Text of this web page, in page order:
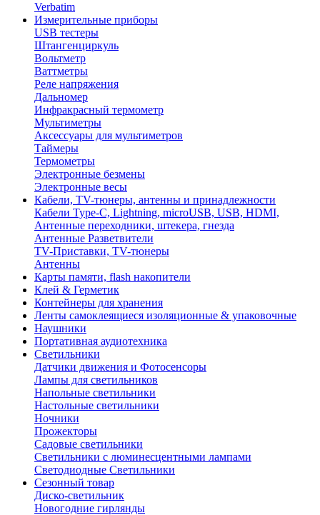
Verbatim
Измерительные приборы
USB тестеры
Штангенциркуль
Вольтметр
Ваттметры
Реле напряжения
Дальномер
Инфракрасный термометр
Мультиметры
Аксессуары для мультиметров
Таймеры
Термометры
Электронные безмены
Электронные весы
Кабели, TV-тюнеры, антенны и принадлежности
Кабели Type-C, Lightning, microUSB, USB, HDMI,
Антенные переходники, штекера, гнезда
Антенные Разветвители
TV-Приставки, TV-тюнеры
Антенны
Карты памяти, flash накопители
Клей & Герметик
Контейнеры для хранения
Ленты самоклеящиеся изоляционные & упаковочные
Наушники
Портативная аудиотехника
Светильники
Датчики движения и Фотосенсоры
Лампы для светильников
Напольные светильники
Настольные светильники
Ночники
Прожекторы
Садовые светильники
Светильники с люминесцентными лампами
Светодиодные Светильники
Сезонный товар
Диско-светильник
Новогодние гирлянды